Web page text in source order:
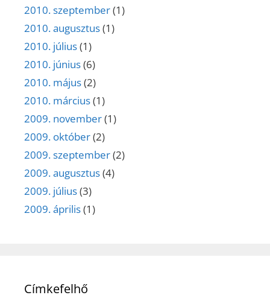
2010. szeptember(1)
2010. augusztus(1)
2010. július(1)
2010. június(6)
2010. május(2)
2010. március(1)
2009. november(1)
2009. október(2)
2009. szeptember(2)
2009. augusztus(4)
2009. július(3)
2009. április(1)
Címkefelhő